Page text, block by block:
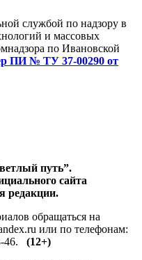
службой по надзору в
и массовых
по Ивановской
ПИ № ТУ 37-00290 от
путь”.
сайта
редакции.
обращаться на
или по телефонам:
46. (12+)